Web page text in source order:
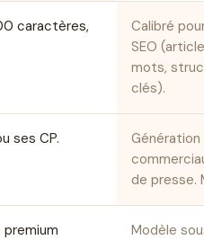
caractères,
Calibré
SEO
mots,
clés).
ses CP.
de presse.
Modèle